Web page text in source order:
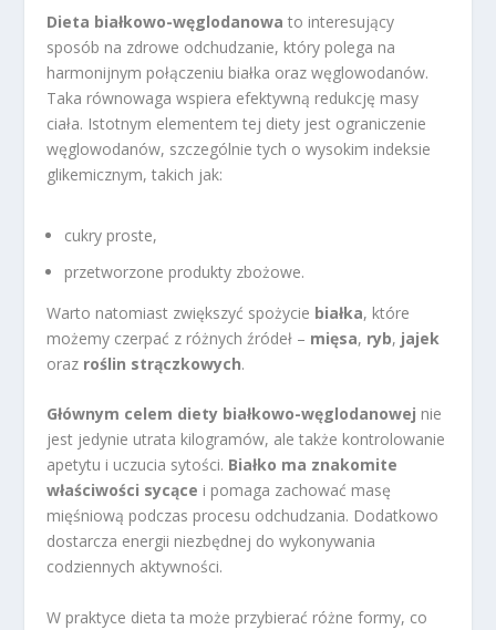
Dieta białkowo-węglodanowa to interesujący
sposób na zdrowe odchudzanie, który polega na
harmonijnym połączeniu białka oraz węglowodanów.
Taka równowaga wspiera efektywną redukcję masy
ciała. Istotnym elementem tej diety jest ograniczenie
węglowodanów, szczególnie tych o wysokim indeksie
glikemicznym, takich jak:
cukry proste,
przetworzone produkty zbożowe.
Warto natomiast zwiększyć spożycie białka, które
możemy czerpać z różnych źródeł – mięsa, ryb, jajek
oraz roślin strączkowych.
Głównym celem diety białkowo-węglodanowej nie
jest jedynie utrata kilogramów, ale także kontrolowanie
apetytu i uczucia sytości. Białko ma znakomite
właściwości sycące i pomaga zachować masę
mięśniową podczas procesu odchudzania. Dodatkowo
dostarcza energii niezbędnej do wykonywania
codziennych aktywności.
W praktyce dieta ta może przybierać różne formy, co